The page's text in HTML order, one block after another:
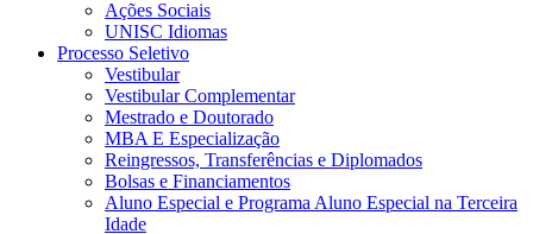
Ações Sociais
UNISC Idiomas
Processo Seletivo
Vestibular
Vestibular Complementar
Mestrado e Doutorado
MBA E Especialização
Reingressos, Transferências e Diplomados
Bolsas e Financiamentos
Aluno Especial e Programa Aluno Especial na Terceira
Idade